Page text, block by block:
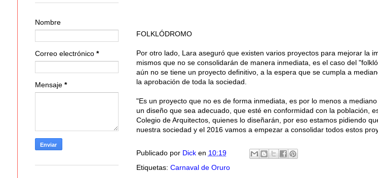
FOLKLÓDROMO
Por otro lado, Lara aseguró que existen varios proyectos para mejorar la
mismos que no se consolidarán de manera inmediata, es el caso del
aún no se tiene un proyecto definitivo, a la espera que se cumpla a
la aprobación de toda la sociedad.
"Es un proyecto que no es de forma inmediata, es por lo menos a
un diseño que sea adecuado, que esté en conformidad con la población,
Colegio de Arquitectos, quienes lo diseñarán, por eso estamos pidiendo
nuestra sociedad y el 2016 vamos a empezar a consolidar todos estos
Publicado por Dick en 10:19
Etiquetas: Carnaval de Oruro
Nombre
Correo electrónico *
Mensaje *